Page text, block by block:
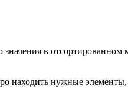
значения в
нужные